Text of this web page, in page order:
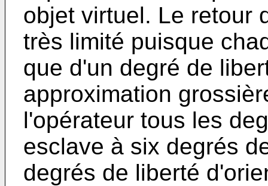
objet virtuel. Le retour
très limité puisque
que d'un degré de
approximation
l'opérateur tous les
esclave à six degrés
degrés de liberté